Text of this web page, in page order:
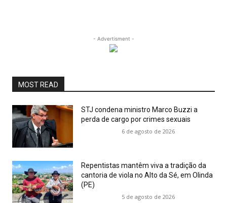
- Advertisment -
MOST READ
STJ condena ministro Marco Buzzi a
perda de cargo por crimes sexuais
6 de agosto de 2026
Repentistas mantêm viva a tradição da
cantoria de viola no Alto da Sé, em Olinda
(PE)
5 de agosto de 2026